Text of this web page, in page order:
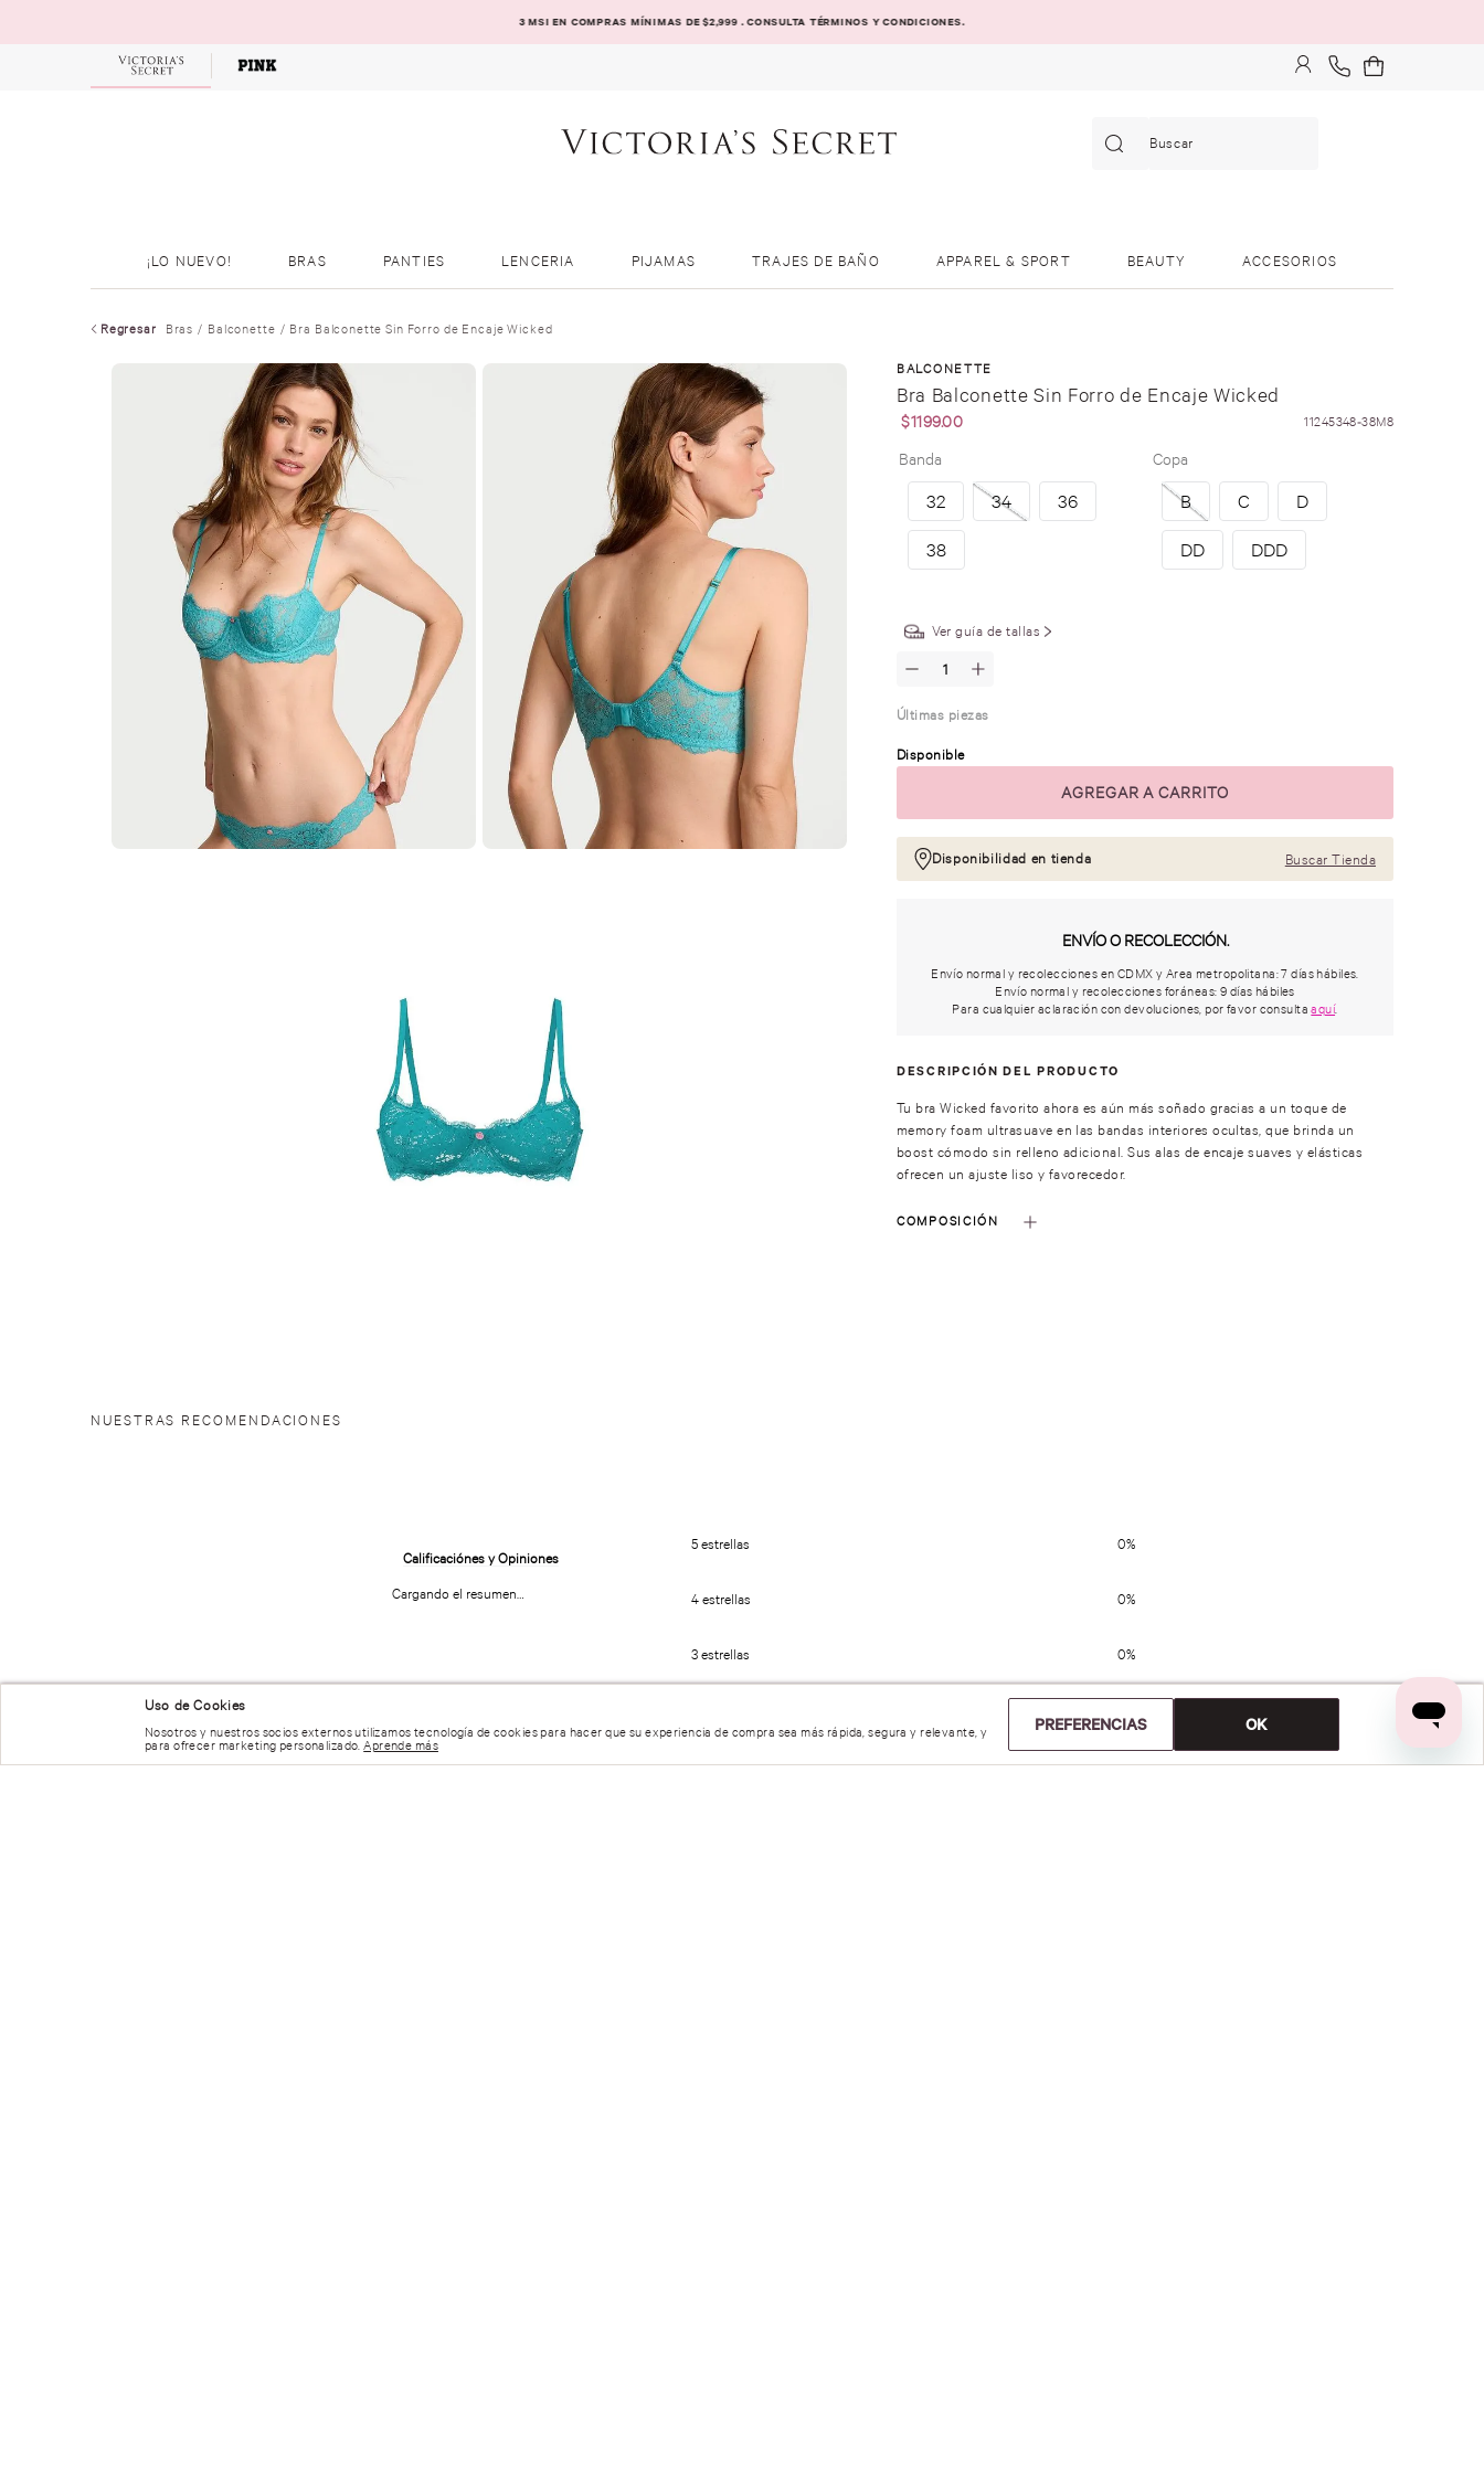
3 MSI EN COMPRAS MÍNIMAS DE $2,999 . CONSULTA TÉRMINOS Y CONDICIONES.
¡LO NUEVO! BRAS PANTIES LENCERIA PIJAMAS TRAJES DE BAÑO APPAREL & SPORT BEAUTY ACCESORIOS
Uso de Cookies
Nosotros y nuestros socios externos utilizamos tecnología de cookies para hacer que su experiencia de compra sea más rápida, segura y relevante, y
para ofrecer marketing personalizado. Aprende más
PREFERENCIAS OK
Regresar Bras Balconette Bra Balconette Sin Forro de Encaje Wicked
BALCONETTE
Bra Balconette Sin Forro de Encaje Wicked
$1199.00 11245348-38M8
Copa
B C
D
DD
DDD
Banda
32 34
36
38
Ver guía de tallas
Últimas piezas
Disponible
Disponibilidad en tienda Buscar Tienda
ENVÍO O RECOLECCIÓN.
Envío normal y recolecciones en CDMX y Area metropolitana: 7 días hábiles.
Envío normal y recolecciones foráneas: 9 días hábiles
Para cualquier aclaración con devoluciones, por favor consultaaquí.
DESCRIPCIÓN DEL PRODUCTO
Tu bra Wicked favorito ahora es aún más soñado gracias a un toque de
memory foam ultrasuave en las bandas interiores ocultas, que brinda un
boost cómodo sin relleno adicional. Sus alas de encaje suaves y elásticas
ofrecen un ajuste liso y favorecedor.
COMPOSICIÓN
NUESTRAS RECOMENDACIONES
Panty Tanga Lace Keyhole
Panty Tanga de Algodón con
Pierna Alta y Logo Brillante
Crema Corporal Velvet Petals
236 ml/8 oz.
Mist Corporal Velvet Petals
Brulee